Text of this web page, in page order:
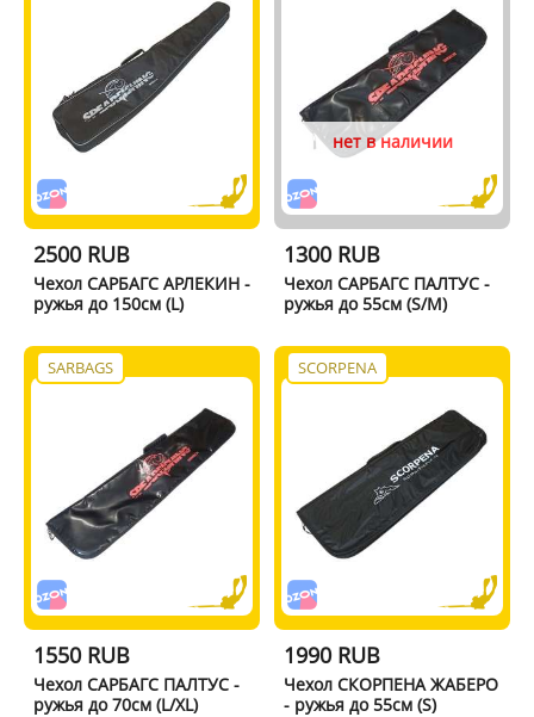
2500 RUB
Чехол САРБАГС АРЛЕКИН -
ружья до 150см (L)
нет в наличии
1300 RUB
Чехол САРБАГС ПАЛТУС -
ружья до 55см (S/M)
SARBAGS
1550 RUB
Чехол САРБАГС ПАЛТУС -
ружья до 70см (L/XL)
SCORPENA
1990 RUB
Чехол СКОРПЕНА ЖАБЕРО
- ружья до 55см (S)